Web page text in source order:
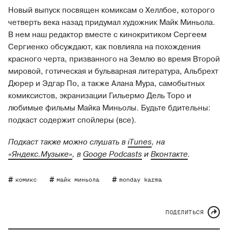
Новый выпуск посвящен комиксам о Хеллбое, которого
четверть века назад придумал художник Майк Миньола.
В нем наш редактор вместе с кинокритиком Сергеем
Сергиенко обсуждают, как повлияла на похождения
красного черта, призванного на Землю во время Второй
мировой, готическая и бульварная литература, Альбрехт
Дюрер и Эдгар По, а также Алана Мура, самобытных
комиксистов, экранизации Гильермо Дель Торо и
любимые фильмы Майка Миньолы. Будьте бдительны:
подкаст содержит спойлеры (все).
Подкаст также можно слушать вiTunes, на
«Яндекс.Музыке», вGooge PodcastsиВконтакте.
комикс майк миньола monday karma
ПОДЕЛИТЬСЯ